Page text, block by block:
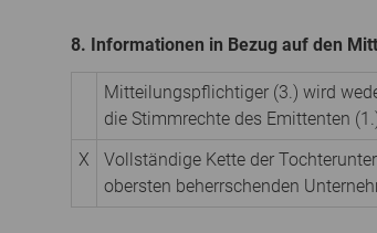
8. Informationen in Bezug auf den
Mitteilungspflichtiger (3.) wird
die Stimmrechte des Emittenten
X
Vollständige Kette der
obersten beherrschenden